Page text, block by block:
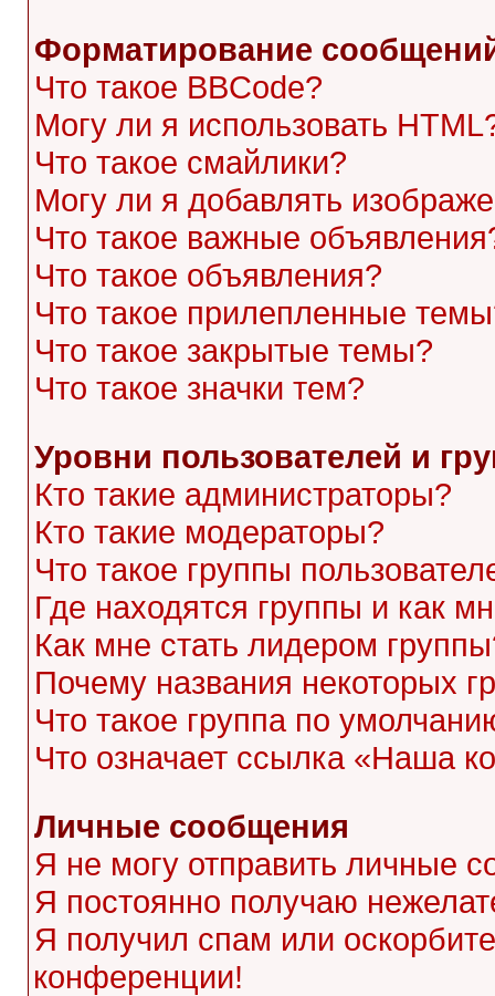
Форматирование
Что такое BBCode?
Могу ли я использовать
Что такое смайлики?
Могу ли я добавлять
Что такое важные
Что такое объявления?
Что такое прилепленные
Что такое закрытые темы?
Что такое значки тем?
Уровни пользователей и
Кто такие администраторы?
Кто такие модераторы?
Что такое группы
Где находятся группы и как
Как мне стать лидером
Почему названия некоторых
Что такое группа по
Что означает ссылка «Наша
Личные сообщения
Я не могу отправить личные
Я постоянно получаю
Я получил спам или
конференции!